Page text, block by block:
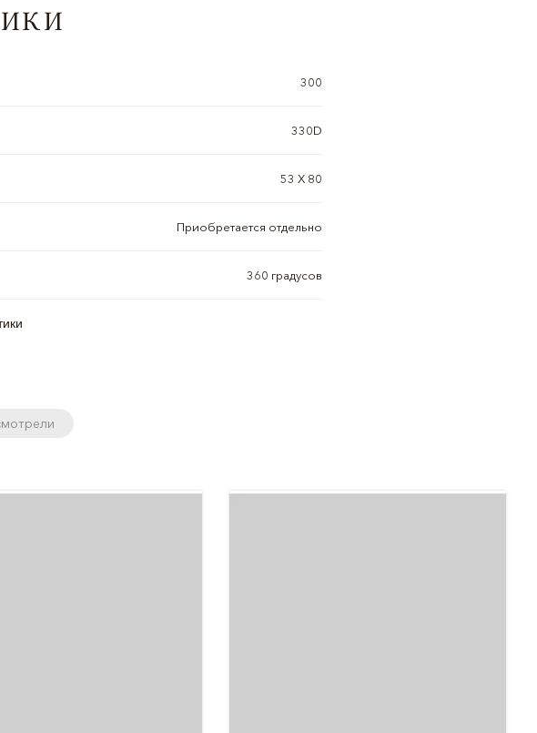
300
330D
53 X 80
Приобретается отдельно
360 градусов